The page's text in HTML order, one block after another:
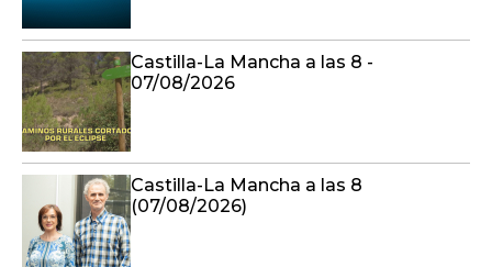
Castilla-La Mancha a las 8 -
07/08/2026
Castilla-La Mancha a las 8
(07/08/2026)